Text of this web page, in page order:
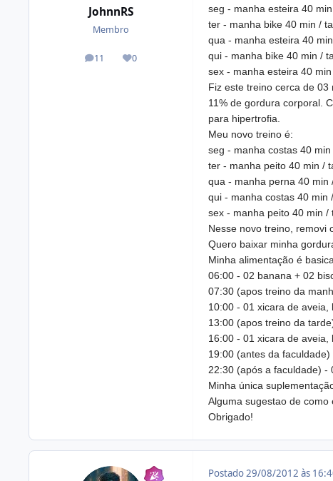
JohnnRS
Membro
11
posts 0
Reputação
seg - manha esteira 40
ter - manha bike 40 min /
qua - manha esteira 40
qui - manha bike 40 min /
sex - manha esteira 40
Fiz este treino cerca de
11% de gordura corporal.
para hipertrofia.
Meu novo treino é:
seg - manha costas 40
ter - manha peito 40 min /
qua - manha perna 40 min
qui - manha costas 40 min
sex - manha peito 40 min /
Nesse novo treino, removi
Quero baixar minha
Minha alimentação é
06:00 - 02 banana + 02
07:30 (apos treino da
10:00 - 01 xicara de
13:00 (apos treino da
16:00 - 01 xicara de
19:00 (antes da
22:30 (após a faculdade) -
Minha única
Alguma sugestao de
Obrigado!
Postado29/08/2012 às